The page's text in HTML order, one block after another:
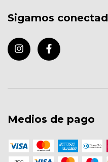
Sigamos
Medios de pago